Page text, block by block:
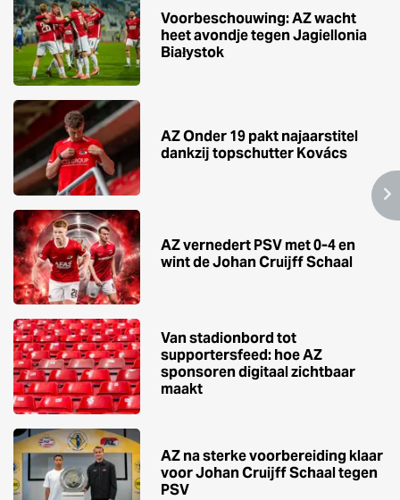
Voorbeschouwing: AZ wacht
heet avondje tegen Jagiellonia
Białystok
AZ Onder 19 pakt najaarstitel
dankzij topschutter Kovács
AZ vernedert PSV met 0-4 en
wint de Johan Cruijff Schaal
Van stadionbord tot
supportersfeed: hoe AZ
sponsoren digitaal zichtbaar
maakt
AZ na sterke voorbereiding klaar
voor Johan Cruijff Schaal tegen
PSV